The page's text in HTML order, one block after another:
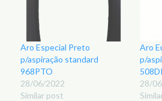
Aro Especial Preto
p/aspiração standard
968PTO
28/06/2022
Similar post
Aro
p/
28/